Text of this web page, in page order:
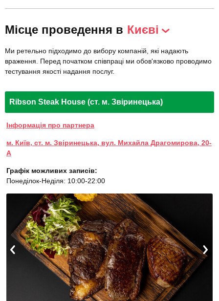
Місце проведення в Києві
Ми ретельно підходимо до вибору компаній, які надають
враження. Перед початком співпраці ми обов'язково проводимо
тестування якості надання послуг.
Ribson Steak House (ст. м. Звіринецька)
Інформація про партнера
м. Київ, ст. м. Звіринецька, вул. Михайла Драгомирова, 20-
А
Графік можливих записів:
Понеділок-Неділя: 10:00-22:00